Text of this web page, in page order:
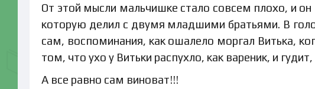
От этой мысли мальчишке стало совсем плохо, и
которую делил с двумя младшими братьями. В
сам, воспоминания, как ошалело моргал Витька,
том, что ухо у Витьки распухло, как вареник, и
А все равно сам виноват!!!